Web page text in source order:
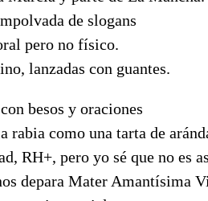
de slogans
pero no físico.
lanzadas con guantes.
besos y oraciones
rabia como una tarta de
RH+, pero yo sé que no es
depara Mater Amantísima